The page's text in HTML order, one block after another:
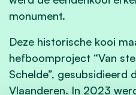
monument.
Deze historische kooi
hefboomproject “Van
Schelde”, gesubsidieerd
Vlaanderen. In 2023